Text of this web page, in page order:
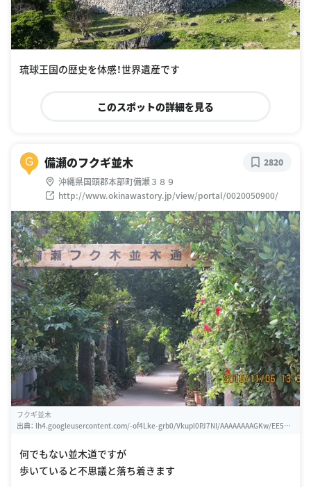
琉球王国の歴史を体感！世界遺産です
このスポットの詳細を見る
G 備瀬のフクギ並木
沖縄県国頭郡本部町備瀬３８９
http://www.okinawastory.jp/view/portal/0020050900/
2820
フクギ並木
出典： lh4.googleusercontent.com/-of4Lke-grb0/Vkupl0PJ7NI/AAAAAAAAGKw/EE5h0i
何でもない並木道ですが
歩いていると不思議と落ち着きます